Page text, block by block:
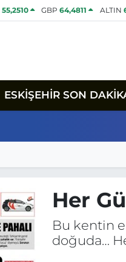
55,2510 GBP64,4811 ALTIN
ESKİŞEHİR SON
Her
Bu kentin
doğuda…